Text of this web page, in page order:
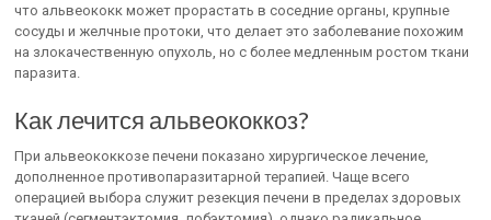
что альвеококк может прорастать в соседние органы, крупные
сосуды и желчные протоки, что делает это заболевание похожим
на злокачественную опухоль, но с более медленным ростом ткани
паразита.
Как лечится альвеококкоз?
При альвеококкозе печени показано хирургическое лечение,
дополненное противопаразитарной терапией. Чаще всего
операцией выбора служит резекция печени в пределах здоровых